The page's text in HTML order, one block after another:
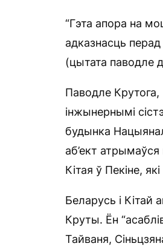
“Гэта апора на
адказнасць
(цытата паводле
Паводле Крутога,
інжынернымі
будынка
аб’ект
Кітая ў Пекіне,
Беларусь і Кітай
Круты. Ён
Тайваня,